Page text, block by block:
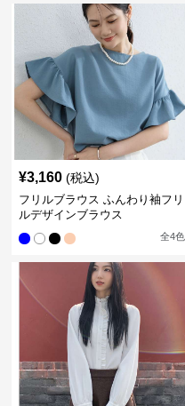
¥3,160 (税込)
フリルブラウス ふんわり袖フリ
ルデザインブラウス
全4色